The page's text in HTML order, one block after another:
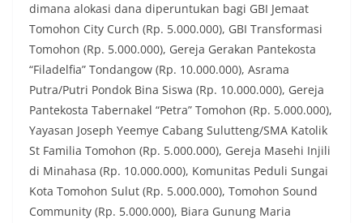
dimana alokasi dana diperuntukan bagi GBI Jemaat
Tomohon City Curch (Rp. 5.000.000), GBI Transformasi
Tomohon (Rp. 5.000.000), Gereja Gerakan Pantekosta
“Filadelfia” Tondangow (Rp. 10.000.000), Asrama
Putra/Putri Pondok Bina Siswa (Rp. 10.000.000), Gereja
Pantekosta Tabernakel “Petra” Tomohon (Rp. 5.000.000),
Yayasan Joseph Yeemye Cabang Sulutteng/SMA Katolik
St Familia Tomohon (Rp. 5.000.000), Gereja Masehi Injili
di Minahasa (Rp. 10.000.000), Komunitas Peduli Sungai
Kota Tomohon Sulut (Rp. 5.000.000), Tomohon Sound
Community (Rp. 5.000.000), Biara Gunung Maria